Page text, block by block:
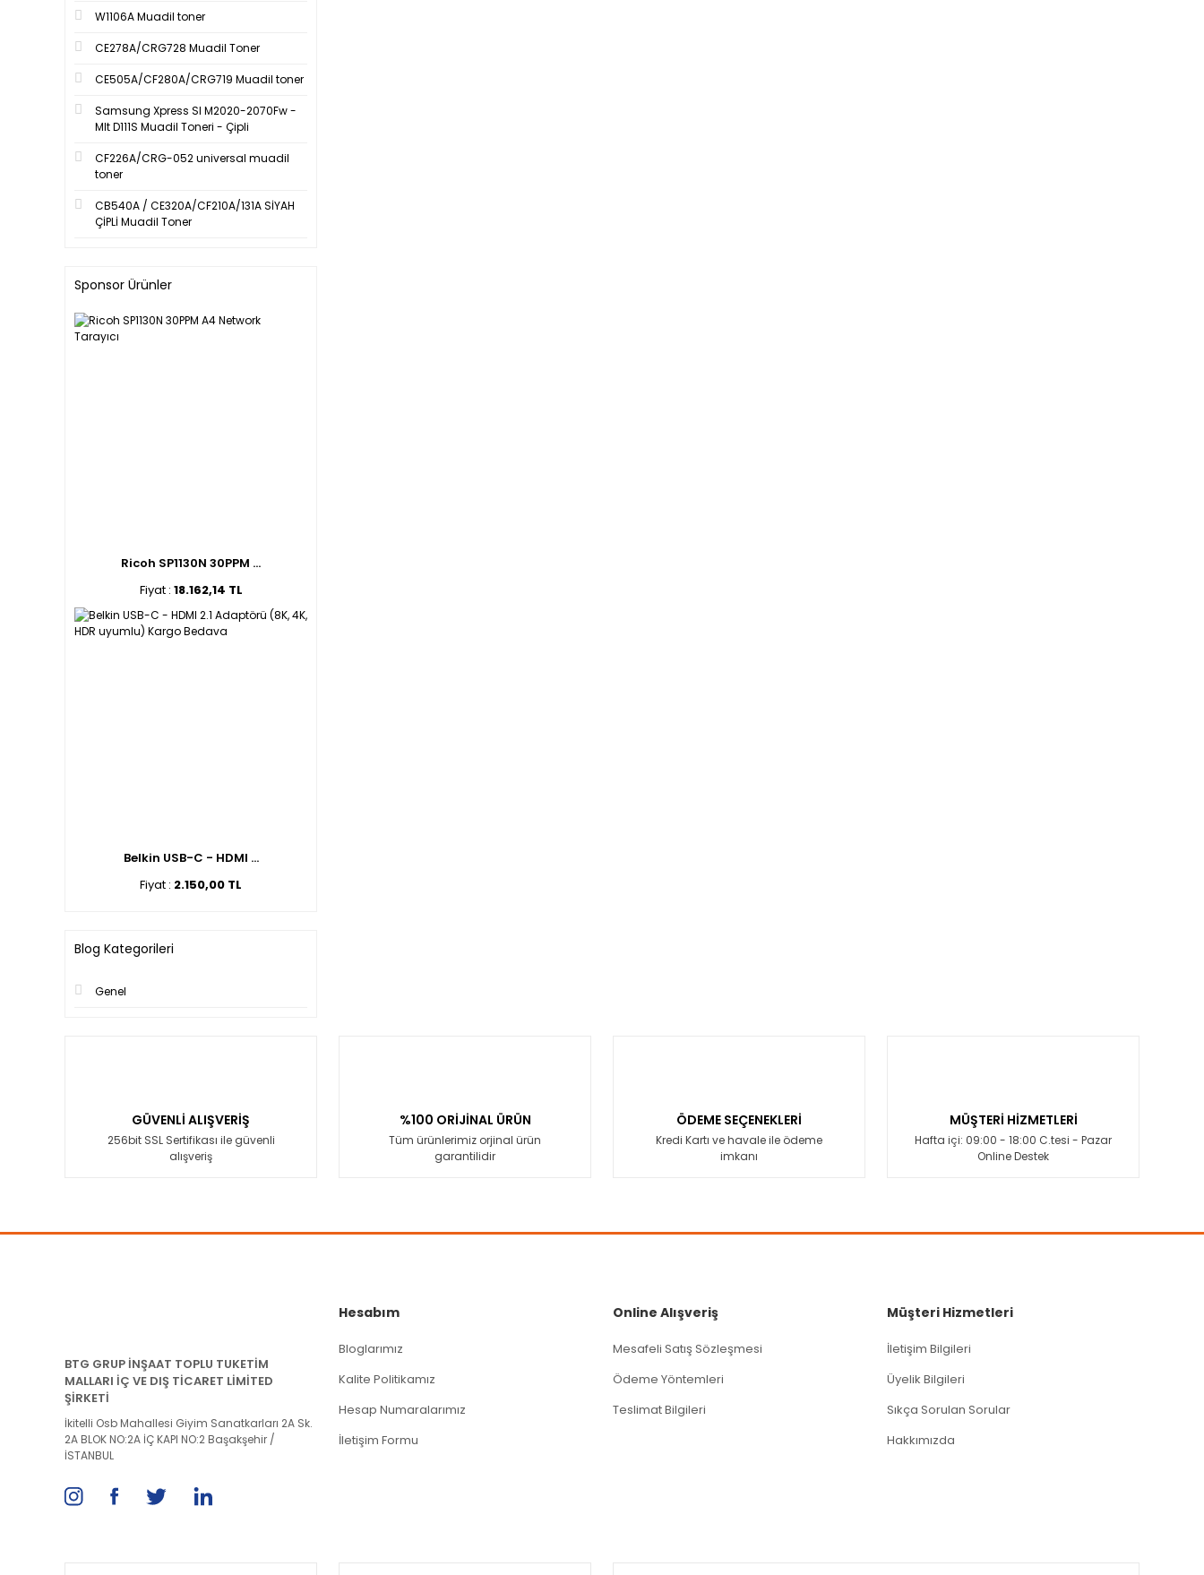
W1106A Muadil toner
CE278A/CRG728 Muadil Toner
CE505A/CF280A/CRG719 Muadil toner
Samsung Xpress Sl M2020-2070Fw -
Mlt D111S Muadil Toneri - Çipli
CF226A/CRG-052 universal muadil
toner
CB540A / CE320A/CF210A/131A SİYAH
ÇİPLİ Muadil Toner
Sponsor Ürünler
Ricoh SP1130N 30PPM ...
Fiyat : 18.162,14 TL
Belkin USB-C - HDMI ...
Fiyat : 2.150,00 TL
Blog Kategorileri
Genel
GÜVENLİ ALIŞVERİŞ
256bit SSL Sertifikası ile güvenli
alışveriş
%100 ORİJİNAL ÜRÜN
Tüm ürünlerimiz orjinal ürün
garantilidir
ÖDEME SEÇENEKLERİ
Kredi Kartı ve havale ile ödeme
imkanı
MÜŞTERİ HİZMETLERİ
Hafta içi: 09:00 - 18:00 C.tesi - Pazar
Online Destek
BTG GRUP İNŞAAT TOPLU TUKETİM
MALLARI İÇ VE DIŞ TİCARET LİMİTED
ŞİRKETİ
İkitelli Osb Mahallesi Giyim Sanatkarları 2A Sk.
2A BLOK NO:2A İÇ KAPI NO:2 Başakşehir /
İSTANBUL
Hesabım
Bloglarımız
Kalite Politikamız
Hesap Numaralarımız
İletişim Formu
Online Alışveriş
Mesafeli Satış Sözleşmesi
Ödeme Yöntemleri
Teslimat Bilgileri
Müşteri Hizmetleri
İletişim Bilgileri
Üyelik Bilgileri
Sıkça Sorulan Sorular
Hakkımızda